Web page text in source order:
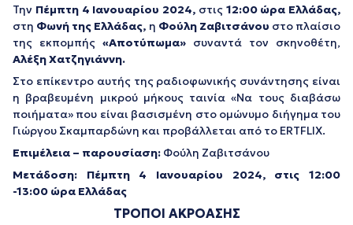
Την Πέμπτη 4 Ιανουαρίου 2024, στις 12:00 ώρα Ελλάδας,
στη Φωνή της Ελλάδας, η Φούλη Ζαβιτσάνου στο πλαίσιο
της εκπομπής «Αποτύπωμα» συναντά τον σκηνοθέτη,
Αλέξη Χατζηγιάννη.
Στο επίκεντρο αυτής της ραδιοφωνικής συνάντησης είναι
η βραβευμένη μικρού μήκους ταινία «Να τους διαβάσω
ποιήματα» που είναι βασισμένη στο ομώνυμο διήγημα του
Γιώργου Σκαμπαρδώνη και προβάλλεται από το ERTFLIX.
Επιμέλεια – παρουσίαση: Φούλη Ζαβιτσάνου
Μετάδοση: Πέμπτη 4 Ιανουαρίου 2024, στις 12:00
-13:00 ώρα Ελλάδας
ΤΡΟΠΟΙ ΑΚΡΟΑΣΗΣ